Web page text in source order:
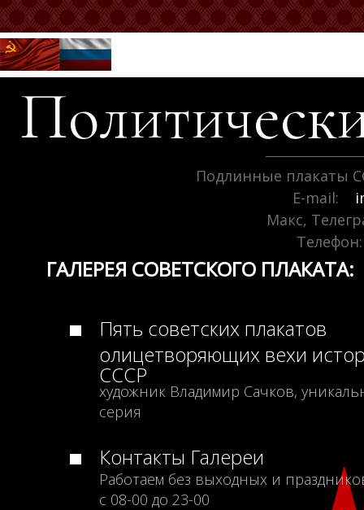
Подлинные плакаты
E-mail:
Макс,
Телефон:
ГАЛЕРЕЯ СОВЕТСКОГО ПЛАКАТА:
Пять советских плакатов
олицетворяющих вехи
СССР
художник Владимир Сачков,
серия
Контакты Галереи
Работаем без выходных и
с 08-00 до 23-00